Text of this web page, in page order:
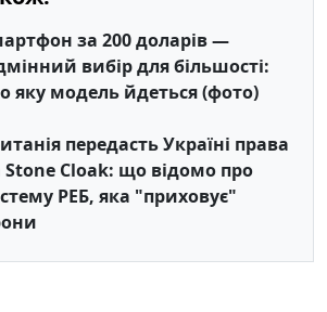
за 200 доларів —
вибір для більшості:
яку модель йдеться (фото)
передасть Україні права
Stone Cloak: що відомо про
РЕБ, яка "приховує"